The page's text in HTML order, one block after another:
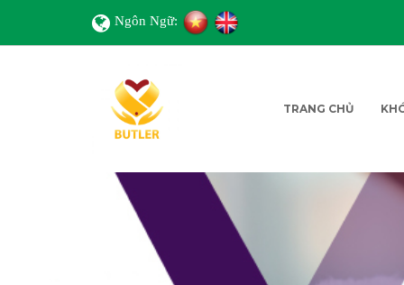
Ngôn Ngữ:
TRANG CHỦ